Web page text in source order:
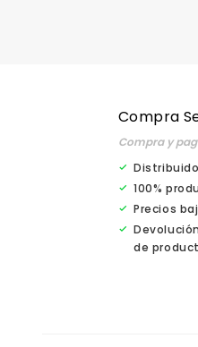
Compra
Compra y
100%
Precios
de